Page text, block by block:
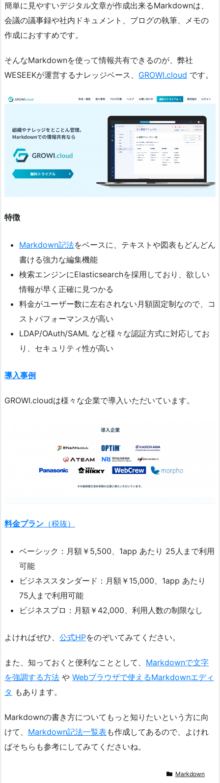
簡単に見やすいデジタル文章が作成出来るMarkdownは、
会議の議事録や社内ドキュメント、ブログの執筆、メモの
作成におすすめです。
そんなMarkdownを使って情報共有できるのが、弊社
WESEEKが運営するナレッジベース、 GROWI.cloud です。
特徴
Markdown記法をベースに、テキストや図表もどんどん
書ける強力な編集機能
検索エンジンにElasticsearchを採用しており、欲しい
情報が早く正確に見つかる
料金がユーザー数に左右されない月額固定制なので、コ
ストパフォーマンスが高い
LDAP/OAuth/SAML など様々な認証方式に対応してお
り、セキュリティ性が高い
導入事例
GROWI.cloudは様々な企業で導入いただいています。
料金プラン （税抜）
ベーシック：月額￥5,500、1app あたり 25人まで利用
可能
ビジネススタンダード：月額￥15,000、1app あたり
75人まで利用可能
ビジネスプロ：月額￥42,000、利用人数の制限なし
よければぜひ、 公式HPをのぞいてみてください。
また、知っておくと便利なこととして、 Markdownで文字
を強調する方法 や Webブラウザで使えるMarkdownエディ
タ もあります。
Markdownの書き方についてもっと知りたいという方に向
けて、 Markdown記法一覧表 も作成してあるので、よけれ
ばそちらも参考にしてみてくださいね。
Markdown